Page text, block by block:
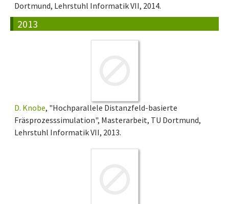
Dortmund, Lehrstuhl Informatik VII, 2014.
2013
D. Knobe, "Hochparallele Distanzfeld-basierte
Fräsprozesssimulation", Masterarbeit, TU Dortmund,
Lehrstuhl Informatik VII, 2013.